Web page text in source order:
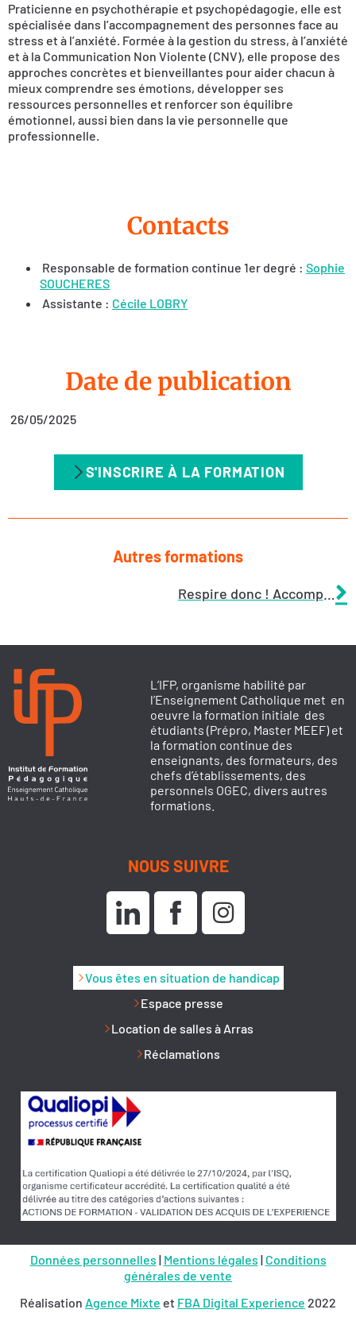
Praticienne en psychothérapie et psychopédagogie, elle est
spécialisée dans l’accompagnement des personnes face au
stress et à l’anxiété. Formée à la gestion du stress, à l’anxiété
et à la Communication Non Violente (CNV), elle propose des
approches concrètes et bienveillantes pour aider chacun à
mieux comprendre ses émotions, développer ses
ressources personnelles et renforcer son équilibre
émotionnel, aussi bien dans la vie personnelle que
professionnelle.
Contacts
Responsable de formation continue 1er degré : Sophie
SOUCHERES
Assistante : Cécile LOBRY
Date de publication
26/05/2025
S'INSCRIRE À LA FORMATION
Autres formations
L’IFP, organisme habilité par
l’Enseignement Catholique met en
oeuvre la formation initiale des
étudiants (Prépro, Master MEEF) et
la formation continue des
enseignants, des formateurs, des
chefs d’établissements, des
personnels OGEC, divers autres
formations.
NOUS SUIVRE
Vous êtes en situation de handicap
Espace presse
Location de salles à Arras
Réclamations
Données personnelles | Mentions légales | Conditions
générales de vente
Réalisation Agence Mixte et FBA Digital Experience 2022